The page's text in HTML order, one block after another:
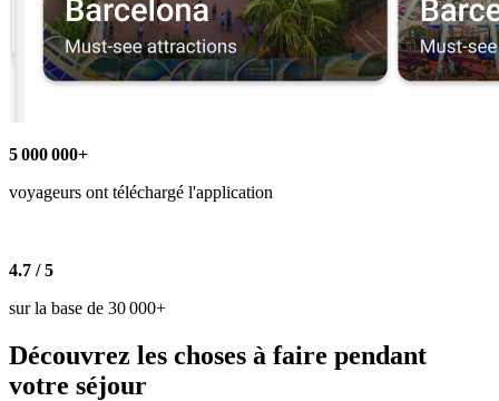
5 000 000+
voyageurs ont téléchargé l'application
4.7 / 5
sur la base de 30 000+
Découvrez les choses à faire pendant
votre séjour